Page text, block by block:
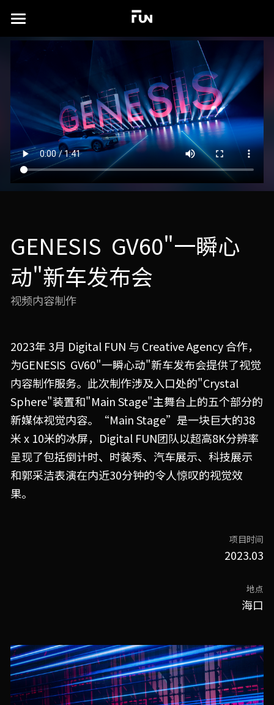
首页
案例展示
所有作品集
沉浸式展厅
演出及发布会
视觉特效设计
实验场
TD书籍
联系我们
简体中文
English
GENESIS  GV60"一瞬心
动"新车发布会
视频内容制作
2023年 3月 Digital FUN 与 Creative Agency 合作，
为GENESIS  GV60"一瞬心动"新车发布会提供了视觉
内容制作服务。此次制作涉及入口处的"Crystal
Sphere"装置和"Main Stage"主舞台上的五个部分的
新媒体视觉内容。“Main Stage”是一块巨大的38
米 x 10米的冰屏，Digital FUN团队以超高8K分辨率
呈现了包括倒计时、时装秀、汽车展示、科技展示
和郭采洁表演在内近30分钟的令人惊叹的视觉效
果。
项目时间
2023.03
地点
海口
商品分类
所有商品分类